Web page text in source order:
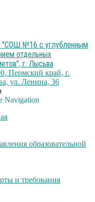
№16 с углубленным
отдельных
г. Лысьва
Пермский край, г.
ул. Ленина, 36
Navigation
образовательной
и требования